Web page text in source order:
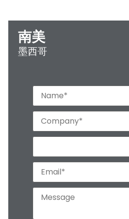
南美
墨西哥